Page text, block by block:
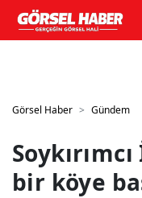
GTM kodunuzu buraya
ekleyin
Görsel Haber Gündem
bir köye